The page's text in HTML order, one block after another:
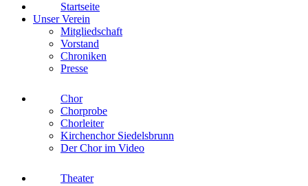
Startseite
Unser Verein
Mitgliedschaft
Vorstand
Chroniken
Presse
Chor
Chorprobe
Chorleiter
Kirchenchor Siedelsbrunn
Der Chor im Video
Theater